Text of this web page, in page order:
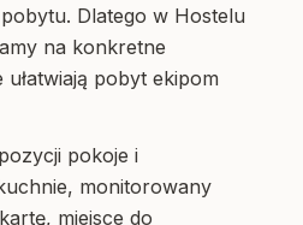
Dlatego w Hostelu
na konkretne
pobyt ekipom
pokoje i
monitorowany
miejsce do